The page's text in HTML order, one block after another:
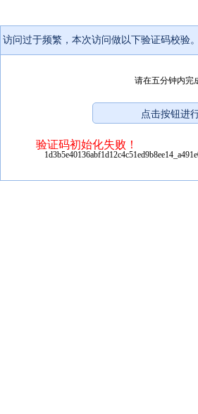
访问过于频繁，本次访问做以下验证码校验。
请在五分钟内完
验证码初始化失败！